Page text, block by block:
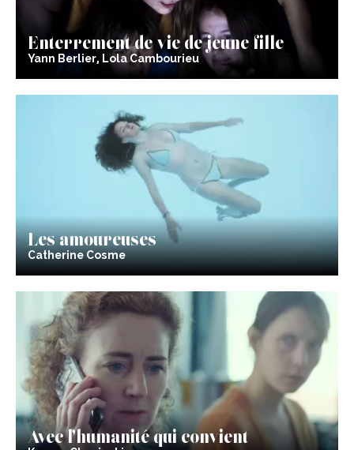
Enterrement de vie de jeune fille
Yann Berlier, Lola Cambourieu
Les amoureuses
Catherine Cosme
Avec l’humanité qui convient